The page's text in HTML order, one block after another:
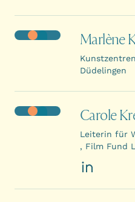
Marlène
Düdelingen
Carole
Leiterin für
, Film Fund